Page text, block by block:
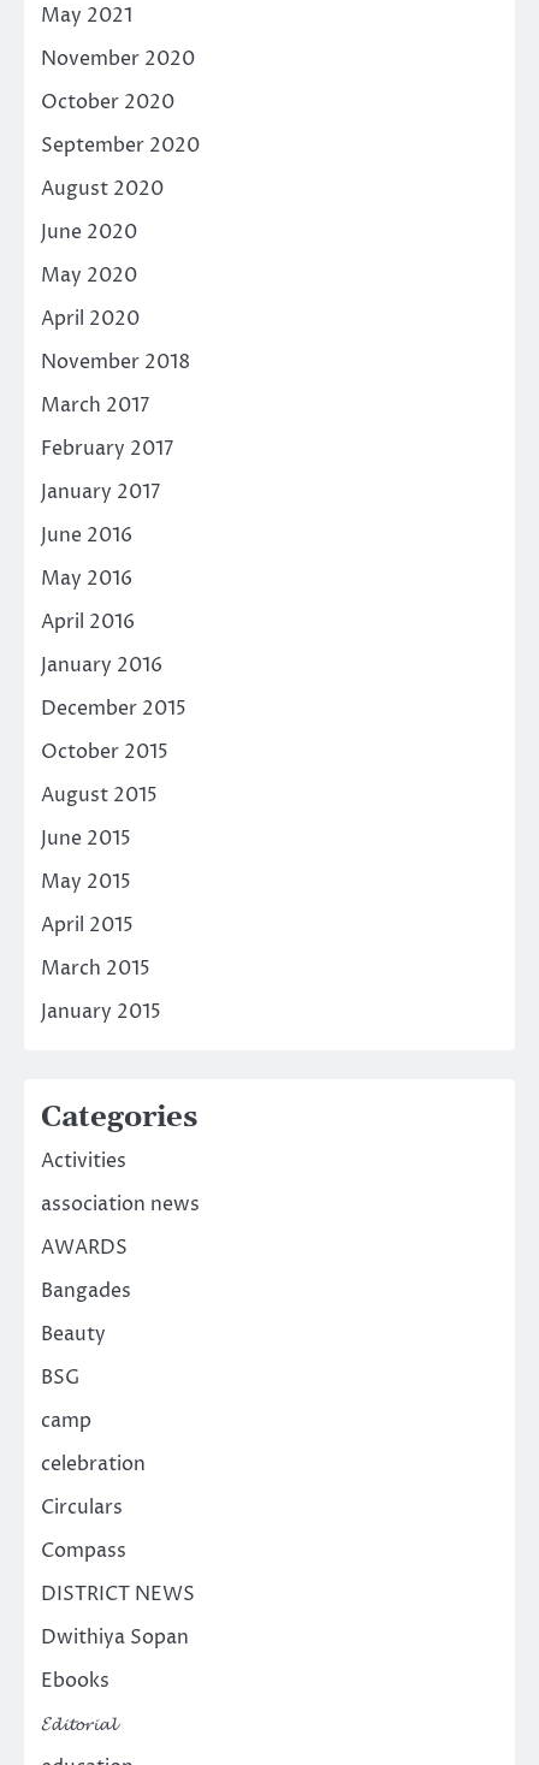
May 2021
November 2020
October 2020
September 2020
August 2020
June 2020
May 2020
April 2020
November 2018
March 2017
February 2017
January 2017
June 2016
May 2016
April 2016
January 2016
December 2015
October 2015
August 2015
June 2015
May 2015
April 2015
March 2015
January 2015
Categories
Activities
association news
AWARDS
Bangades
Beauty
BSG
camp
celebration
Circulars
Compass
DISTRICT NEWS
Dwithiya Sopan
Ebooks
𝓔𝓭𝓲𝓽𝓸𝓻𝓲𝓪𝓵